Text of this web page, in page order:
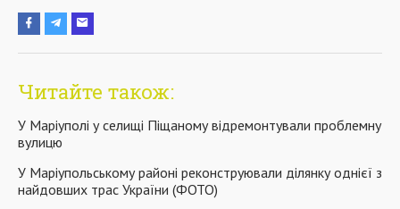
Читайте також:
У Маріуполі у селищі Піщаному відремонтували проблемну
вулицю
У Маріупольському районі реконструювали ділянку однієї з
найдовших трас України (ФОТО)